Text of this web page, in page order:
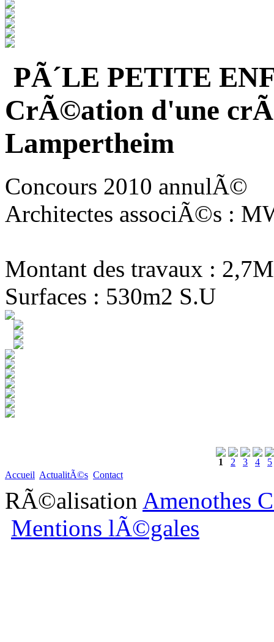
PÃ´LE PETITE
CrÃ©ation d'une
Lampertheim
Concours 2010 annulÃ©
Architectes associÃ©s :
Montant des travaux :
Surfaces : 530m2 S.U
1 2 3 4
5
Accueil ActualitÃ©s Contact
RÃ©alisation Amenothes
Mentions lÃ©gales